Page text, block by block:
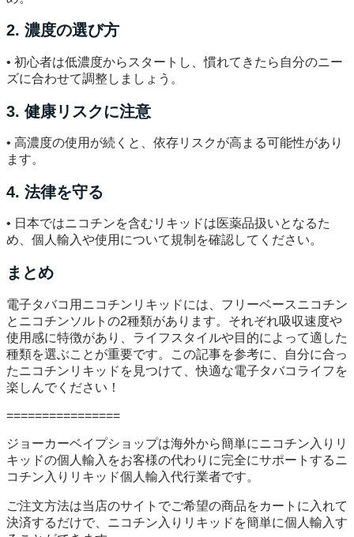
2. 濃度の選び方
• 初心者は低濃度からスタートし、慣れてきたら自分のニー
ズに合わせて調整しましょう。
3. 健康リスクに注意
• 高濃度の使用が続くと、依存リスクが高まる可能性があり
ます。
4. 法律を守る
• 日本ではニコチンを含むリキッドは医薬品扱いとなるた
め、個人輸入や使用について規制を確認してください。
まとめ
電子タバコ用ニコチンリキッドには、フリーベースニコチン
とニコチンソルトの2種類があります。それぞれ吸収速度や
使用感に特徴があり、ライフスタイルや目的によって適した
種類を選ぶことが重要です。この記事を参考に、自分に合っ
たニコチンリキッドを見つけて、快適な電子タバコライフを
楽しんでください！
================
ジョーカーベイプショップは海外から簡単にニコチン入りリ
キッドの個人輸入をお客様の代わりに完全にサポートするニ
コチン入りリキッド個人輸入代行業者です。
ご注文方法は当店のサイトでご希望の商品をカートに入れて
決済するだけで、ニコチン入りリキッドを簡単に個人輸入す